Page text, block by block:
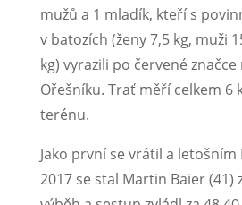
mužů a 1 mladík, kteří s
v batozích (ženy 7,5 kg, muži
kg) vyrazili po červené
Ořešníku. Trať měří celkem 6
terénu.
Jako první se vrátil a
2017 se stal Martin Baier (41)